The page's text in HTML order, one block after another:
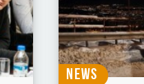
News